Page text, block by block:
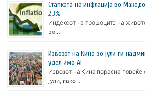
Стапката на инфлација во
2,3%
Индексот на трошоците на
во …
Извозот на Кина во јули ги
удел има AI
Извозот на Кина порасна повеќе
јули, иако …